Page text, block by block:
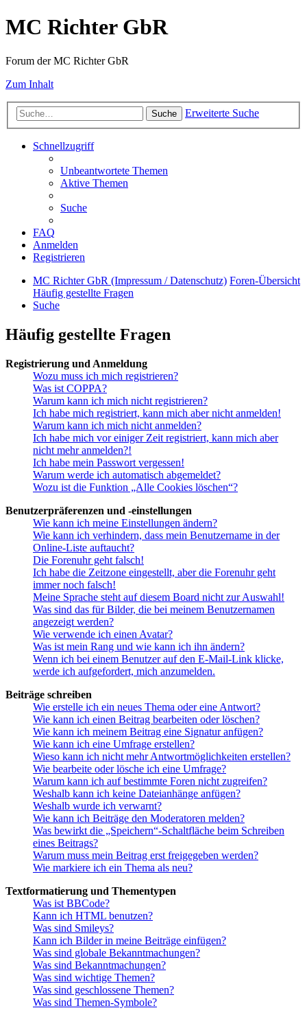
MC Richter GbR
Forum der MC Richter GbR
Zum Inhalt
Suche Erweiterte Suche
Schnellzugriff
Unbeantwortete Themen
Aktive Themen
Suche
FAQ
Anmelden
Registrieren
MC Richter GbR (Impressum / Datenschutz) Foren-Übersicht
Häufig gestellte Fragen
Suche
Häufig gestellte Fragen
Registrierung und Anmeldung
Wozu muss ich mich registrieren?
Was ist COPPA?
Warum kann ich mich nicht registrieren?
Ich habe mich registriert, kann mich aber nicht anmelden!
Warum kann ich mich nicht anmelden?
Ich habe mich vor einiger Zeit registriert, kann mich aber
nicht mehr anmelden?!
Ich habe mein Passwort vergessen!
Warum werde ich automatisch abgemeldet?
Wozu ist die Funktion „Alle Cookies löschen“?
Benutzerpräferenzen und -einstellungen
Wie kann ich meine Einstellungen ändern?
Wie kann ich verhindern, dass mein Benutzername in der
Online-Liste auftaucht?
Die Forenuhr geht falsch!
Ich habe die Zeitzone eingestellt, aber die Forenuhr geht
immer noch falsch!
Meine Sprache steht auf diesem Board nicht zur Auswahl!
Was sind das für Bilder, die bei meinem Benutzernamen
angezeigt werden?
Wie verwende ich einen Avatar?
Was ist mein Rang und wie kann ich ihn ändern?
Wenn ich bei einem Benutzer auf den E-Mail-Link klicke,
werde ich aufgefordert, mich anzumelden.
Beiträge schreiben
Wie erstelle ich ein neues Thema oder eine Antwort?
Wie kann ich einen Beitrag bearbeiten oder löschen?
Wie kann ich meinem Beitrag eine Signatur anfügen?
Wie kann ich eine Umfrage erstellen?
Wieso kann ich nicht mehr Antwortmöglichkeiten erstellen?
Wie bearbeite oder lösche ich eine Umfrage?
Warum kann ich auf bestimmte Foren nicht zugreifen?
Weshalb kann ich keine Dateianhänge anfügen?
Weshalb wurde ich verwarnt?
Wie kann ich Beiträge den Moderatoren melden?
Was bewirkt die „Speichern“-Schaltfläche beim Schreiben
eines Beitrags?
Warum muss mein Beitrag erst freigegeben werden?
Wie markiere ich ein Thema als neu?
Textformatierung und Thementypen
Was ist BBCode?
Kann ich HTML benutzen?
Was sind Smileys?
Kann ich Bilder in meine Beiträge einfügen?
Was sind globale Bekanntmachungen?
Was sind Bekanntmachungen?
Was sind wichtige Themen?
Was sind geschlossene Themen?
Was sind Themen-Symbole?